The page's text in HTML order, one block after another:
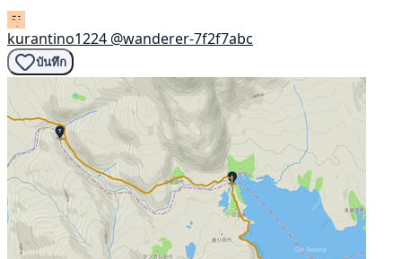
kurantino1224 @wanderer-7f2f7abc
บันทึก